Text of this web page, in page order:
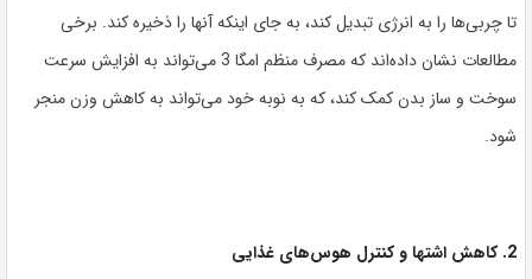
تا چربی‌ها را به انرژی تبدیل کند، به جای اینکه آنها را ذخیره کند. برخی
مطالعات نشان داده‌اند که مصرف منظم امگا 3 می‌تواند به افزایش سرعت
سوخت و ساز بدن کمک کند، که به نوبه خود می‌تواند به کاهش وزن منجر
شود.
2. کاهش اشتها و کنترل هوس‌های غذایی